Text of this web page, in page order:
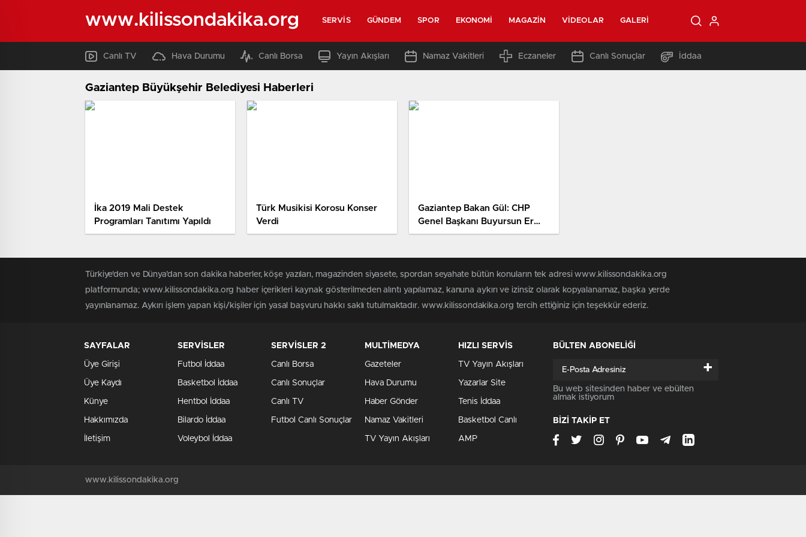
www.kilissondakika.org SERVIS GÜNDEM SPOR EKONOMI MAGAZIN VIDEOLAR GALERI
Canlı TV Hava Durumu Canlı Borsa Yayın Akışları Namaz Vakitleri Eczaneler Canlı Sonuçlar İddaa
Gaziantep Büyükşehir Belediyesi Haberleri
İka 2019 Mali Destek
Programları Tanıtımı Yapıldı
Türk Musikisi Korosu Konser
Verdi
Gaziantep Bakan Gül: CHP
Genel Başkanı Buyursun Er
Meydanına Gelsin
Türkiye'den ve Dünya’dan son dakika haberler, köşe yazıları, magazinden siyasete, spordan seyahate bütün konuların tek adresi www.kilissondakika.org
platformunda; www.kilissondakika.org haber içerikleri kaynak gösterilmeden alıntı yapılamaz, kanuna aykırı ve izinsiz olarak kopyalanamaz, başka yerde
yayınlanamaz. Aykırı işlem yapan kişi/kişiler için yasal başvuru hakkı saklı tutulmaktadır. www.kilissondakika.org tercih ettiğiniz için teşekkür ederiz.
SAYFALAR
Üye Girişi
Üye Kaydı
Künye
Hakkımızda
İletişim
SERVİSLER
Futbol İddaa
Basketbol İddaa
Hentbol İddaa
Bilardo İddaa
Voleybol İddaa
SERVİSLER 2
Canlı Borsa
Canlı Sonuçlar
Canlı TV
Futbol Canlı Sonuçlar
MULTİMEDYA
Gazeteler
Hava Durumu
Haber Gönder
Namaz Vakitleri
TV Yayın Akışları
HIZLI SERVİS
TV Yayın Akışları
Yazarlar Site
Tenis İddaa
Basketbol Canlı
AMP
BÜLTEN ABONELİĞİ
+
Bu web sitesinden haber ve ebülten
almak istiyorum
BİZİ TAKİP ET
www.kilissondakika.org